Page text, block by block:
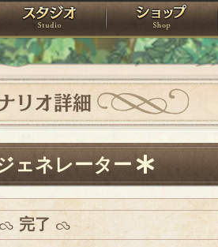
トリエ スタジオ
リオ詳細
ェネレーター
完了